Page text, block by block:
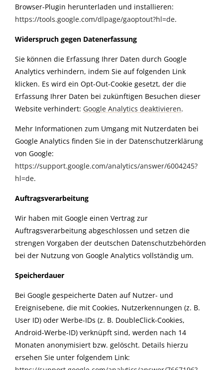
Browser-Plugin herunterladen und installieren:
https://tools.google.com/dlpage/gaoptout?hl=de.
Widerspruch gegen Datenerfassung
Sie können die Erfassung Ihrer Daten durch Google
Analytics verhindern, indem Sie auf folgenden Link
klicken. Es wird ein Opt-Out-Cookie gesetzt, der die
Erfassung Ihrer Daten bei zukünftigen Besuchen dieser
Website verhindert: Google Analytics deaktivieren.
Mehr Informationen zum Umgang mit Nutzerdaten bei
Google Analytics finden Sie in der Datenschutzerklärung
von Google:
https://support.google.com/analytics/answer/6004245?
hl=de.
Auftragsverarbeitung
Wir haben mit Google einen Vertrag zur
Auftragsverarbeitung abgeschlossen und setzen die
strengen Vorgaben der deutschen Datenschutzbehörden
bei der Nutzung von Google Analytics vollständig um.
Speicherdauer
Bei Google gespeicherte Daten auf Nutzer- und
Ereignisebene, die mit Cookies, Nutzerkennungen (z. B.
User ID) oder Werbe-IDs (z. B. DoubleClick-Cookies,
Android-Werbe-ID) verknüpft sind, werden nach 14
Monaten anonymisiert bzw. gelöscht. Details hierzu
ersehen Sie unter folgendem Link: